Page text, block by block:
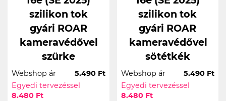
szilikon tok
gyári ROAR
kameravédővel
szürke
Webshop ár
5.490 Ft
Egyedi tervezéssel
8.480 Ft
szilikon tok
gyári ROAR
kameravédővel
sötétkék
Webshop ár
5.490 Ft
Egyedi tervezéssel
8.480 Ft